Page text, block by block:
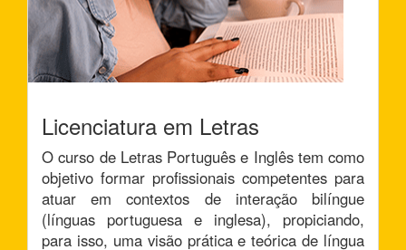
Licenciatura em Letras
O curso de Letras Português e Inglês tem como
objetivo formar profissionais competentes para
atuar em contextos de interação bilíngue
(línguas portuguesa e inglesa), propiciando,
para isso, uma visão prática e teórica de língua